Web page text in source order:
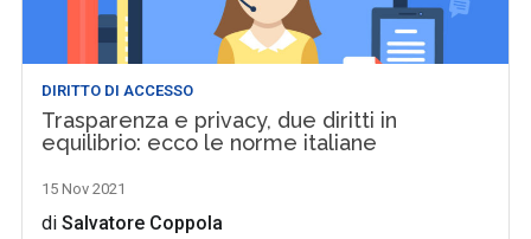
DIRITTO DI ACCESSO
Trasparenza e privacy, due diritti in
equilibrio: ecco le norme italiane
15 Nov 2021
diSalvatore Coppola